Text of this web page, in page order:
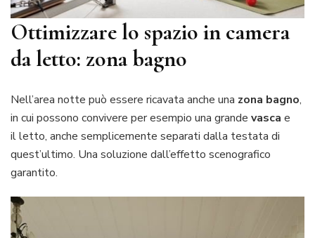
Ottimizzare lo spazio in camera
da letto: zona bagno
Nell’area notte può essere ricavata anche una zona bagno,
in cui possono convivere per esempio una grande vasca e
il letto, anche semplicemente separati dalla testata di
quest’ultimo. Una soluzione dall’effetto scenografico
garantito.